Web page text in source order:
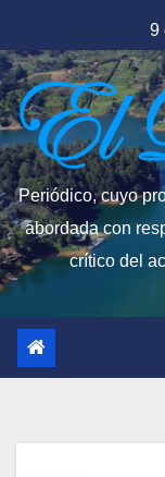
al
contenido
9
Periódico, cuyo
abordada con
crítico del